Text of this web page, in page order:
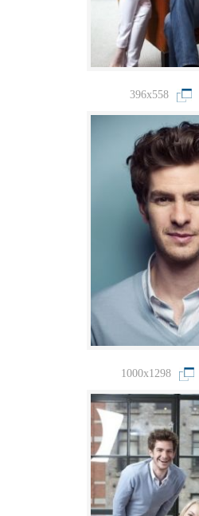
396x558
1000x1298